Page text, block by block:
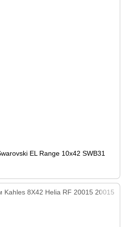
EL Range 10x42 SWB31